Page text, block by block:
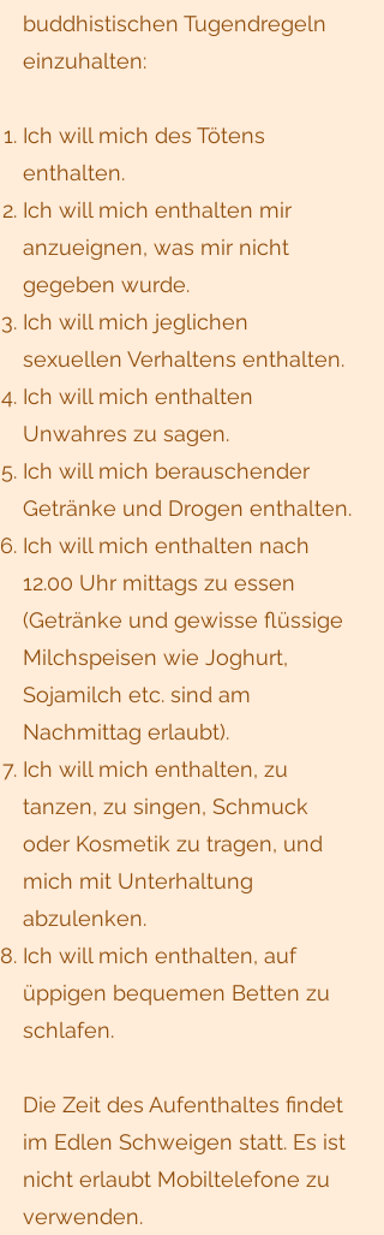
buddhistischen Tugendregeln
einzuhalten:
Ich will mich des Tötens
enthalten.
Ich will mich enthalten mir
anzueignen, was mir nicht
gegeben wurde.
Ich will mich jeglichen
sexuellen Verhaltens enthalten.
Ich will mich enthalten
Unwahres zu sagen.
Ich will mich berauschender
Getränke und Drogen enthalten.
Ich will mich enthalten nach
12.00 Uhr mittags zu essen
(Getränke und gewisse flüssige
Milchspeisen wie Joghurt,
Sojamilch etc. sind am
Nachmittag erlaubt).
Ich will mich enthalten, zu
tanzen, zu singen, Schmuck
oder Kosmetik zu tragen, und
mich mit Unterhaltung
abzulenken.
Ich will mich enthalten, auf
üppigen bequemen Betten zu
schlafen.
Die Zeit des Aufenthaltes findet
im Edlen Schweigen statt. Es ist
nicht erlaubt Mobiltelefone zu
verwenden.